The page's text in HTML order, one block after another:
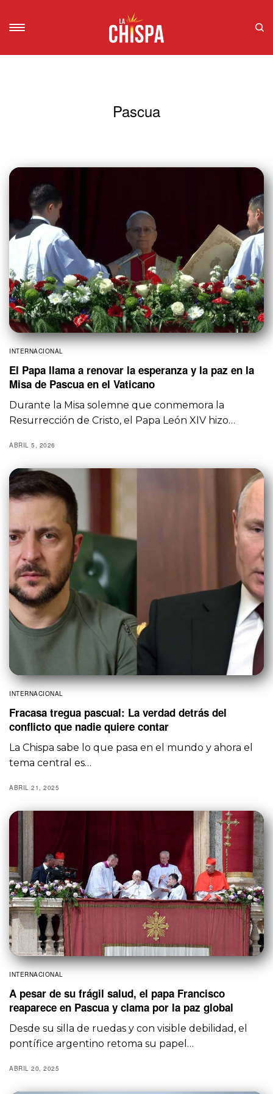
Pascua
INTERNACIONAL
El Papa llama a renovar la esperanza y la paz en la
Misa de Pascua en el Vaticano
Durante la Misa solemne que conmemora la
Resurrección de Cristo, el Papa León XIV hizo…
ABRIL 5, 2026
INTERNACIONAL
Fracasa tregua pascual: La verdad detrás del
conflicto que nadie quiere contar
La Chispa sabe lo que pasa en el mundo y ahora el
tema central es…
ABRIL 21, 2025
INTERNACIONAL
A pesar de su frágil salud, el papa Francisco
reaparece en Pascua y clama por la paz global
Desde su silla de ruedas y con visible debilidad, el
pontífice argentino retoma su papel…
ABRIL 20, 2025